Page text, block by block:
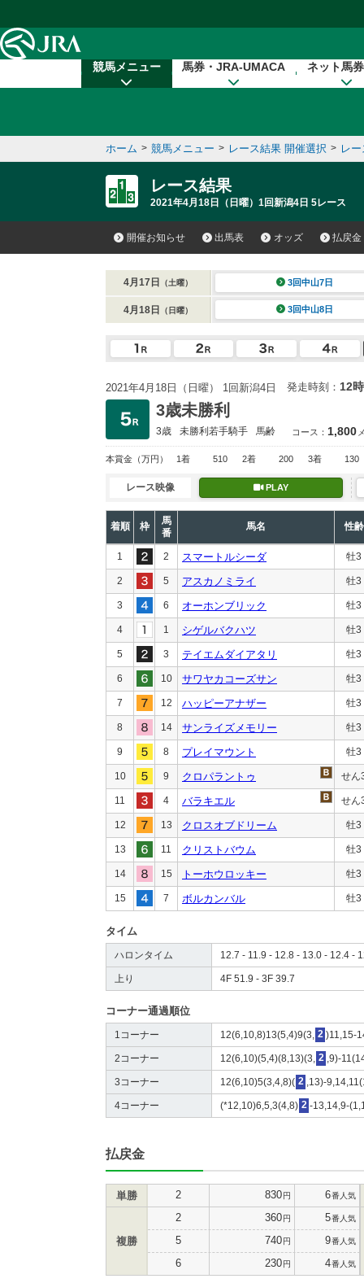
競馬メニュー 馬券・JRA-UMACA ネット馬
ホーム > 競馬メニュー > レース結果 開催選択 > レ
レース結果
2021年4月18日（日曜）1回新潟4日 5レース
開催お知らせ 出馬表 オッズ 払戻金
4月17日 （土曜） 3回中山7日
4月18日 （日曜） 3回中山8日
2021年4月18日（日曜） 1回新潟4日 発走時刻： 12
3歳未勝利
3歳 未勝利若手騎手 馬齢 コース： 1,800
本賞金 （万円） 1着 510 2着 200 3着 130
レース映像 PLAY
着順 枠
馬
番
馬名 性齢
1 2 スマートルシーダ 牡3
2 5 アスカノミライ 牡3
3 6 オーホンブリック 牡3
4 1 シゲルバクハツ 牡3
5 3 テイエムダイアタリ 牡3
6 10 サワヤカコーズサン 牡3
7 12 ハッピーアナザー 牡3
8 14 サンライズメモリー 牡3
9 8 プレイマウント 牡3
10 9 クロパラントゥ せん
11 4 バラキエル せん
12 13 クロスオブドリーム 牡3
13 11 クリストバウム 牡3
14 15 トーホウロッキー 牡3
15 7 ボルカンバル 牡3
タイム
ハロンタイム 12.7 - 11.9 - 12.8 - 13.0 - 12.4 -
上り 4F 51.9 - 3F 39.7
コーナー通過順位
1コーナー 12(6,10,8)13(5,4)9(3, 2 )11,15-
2コーナー 12(6,10)(5,4)(8,13)(3, 2 ,9)-
3コーナー 12(6,10)5(3,4,8)( 2 ,13)-
4コーナー (*12,10)6,5,3(4,8) 2 -13,14,9-
払戻金
単勝 2 830円 6番人気
複勝
2 360円 5番人気
5 740円 9番人気
6 230円 4番人気